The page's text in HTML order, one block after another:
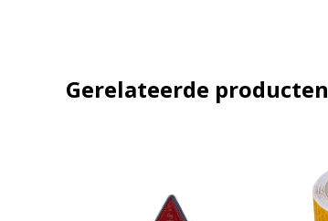
Gerelateerde producten
i